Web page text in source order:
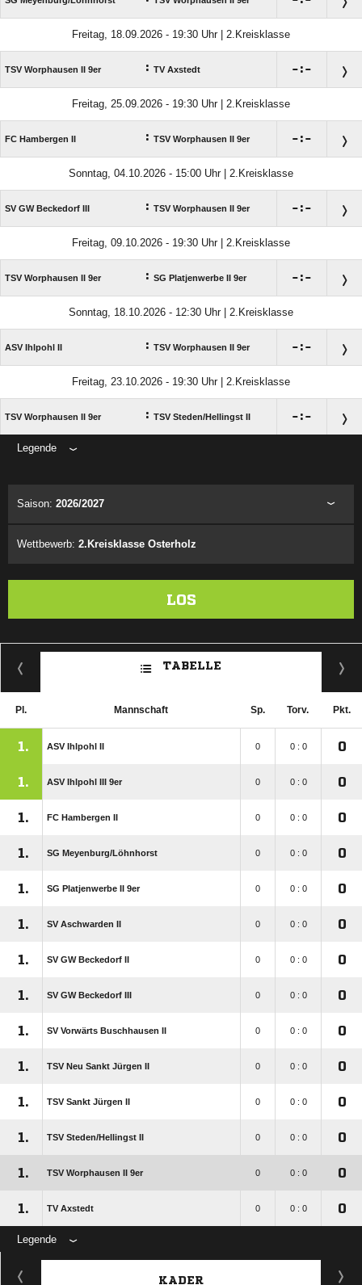
Freitag, 18.09.2026 - 19:30 Uhr | 2.Kreisklasse
TSV Worphausen II 9er : TV Axstedt :
Freitag, 25.09.2026 - 19:30 Uhr | 2.Kreisklasse
FC Hambergen II : TSV Worphausen II 9er :
Sonntag, 04.10.2026 - 15:00 Uhr | 2.Kreisklasse
SV GW Beckedorf III : TSV Worphausen II 9er :
Freitag, 09.10.2026 - 19:30 Uhr | 2.Kreisklasse
TSV Worphausen II 9er : SG Platjenwerbe II 9er :
Sonntag, 18.10.2026 - 12:30 Uhr | 2.Kreisklasse
ASV Ihlpohl II : TSV Worphausen II 9er :
Freitag, 23.10.2026 - 19:30 Uhr | 2.Kreisklasse
TSV Worphausen II 9er : TSV Steden/​Hellingst II :
Legende
Saison: 2026/2027
Wettbewerb: 2.Kreisklasse Osterholz
LOS
TABELLE
Pl. Mannschaft Sp. Torv. Pkt.
1. ASV Ihlpohl II 0 0 : 0 0
1. ASV Ihlpohl III 9er 0 0 : 0 0
1. FC Hambergen II 0 0 : 0 0
1. SG Meyenburg/​Löhnhorst 0 0 : 0 0
1. SG Platjenwerbe II 9er 0 0 : 0 0
1. SV Aschwarden II 0 0 : 0 0
1. SV GW Beckedorf II 0 0 : 0 0
1. SV GW Beckedorf III 0 0 : 0 0
1. SV Vorwärts Buschhausen II 0 0 : 0 0
1. TSV Neu Sankt Jürgen II 0 0 : 0 0
1. TSV Sankt Jürgen II 0 0 : 0 0
1. TSV Steden/​Hellingst II 0 0 : 0 0
1. TSV Worphausen II 9er 0 0 : 0 0
1. TV Axstedt 0 0 : 0 0
Legende
KADER